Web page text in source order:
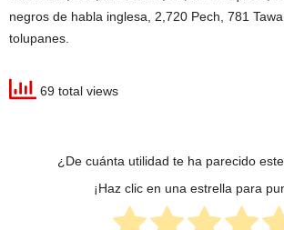
negros de habla inglesa, 2,720 Pech, 781
tolupanes.
69 total views
¿De cuánta utilidad te ha parecido
¡Haz clic en una estrella para